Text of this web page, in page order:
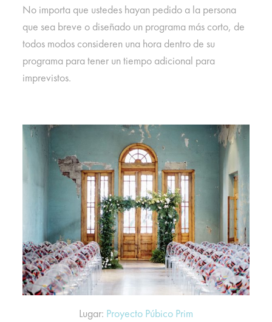
No importa que ustedes hayan pedido a la persona
que sea breve o diseñado un programa más corto, de
todos modos consideren una hora dentro de su
programa para tener un tiempo adicional para
imprevistos.
Lugar: Proyecto Púbico Prim